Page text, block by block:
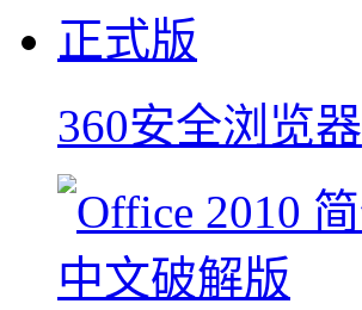
360安全浏览器